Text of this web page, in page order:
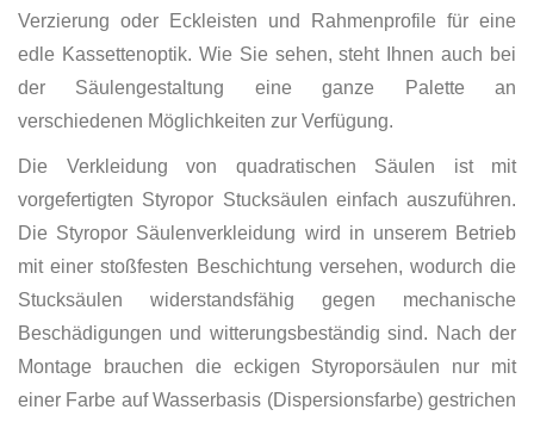
Verzierung oder Eckleisten und Rahmenprofile für eine
edle Kassettenoptik. Wie Sie sehen, steht Ihnen auch bei
der Säulengestaltung eine ganze Palette an
verschiedenen Möglichkeiten zur Verfügung.
Die Verkleidung von quadratischen Säulen ist mit
vorgefertigten Styropor Stucksäulen einfach auszuführen.
Die Styropor Säulenverkleidung wird in unserem Betrieb
mit einer stoßfesten Beschichtung versehen, wodurch die
Stucksäulen widerstandsfähig gegen mechanische
Beschädigungen und witterungsbeständig sind. Nach der
Montage brauchen die eckigen Styroporsäulen nur mit
einer Farbe auf Wasserbasis (Dispersionsfarbe) gestrichen